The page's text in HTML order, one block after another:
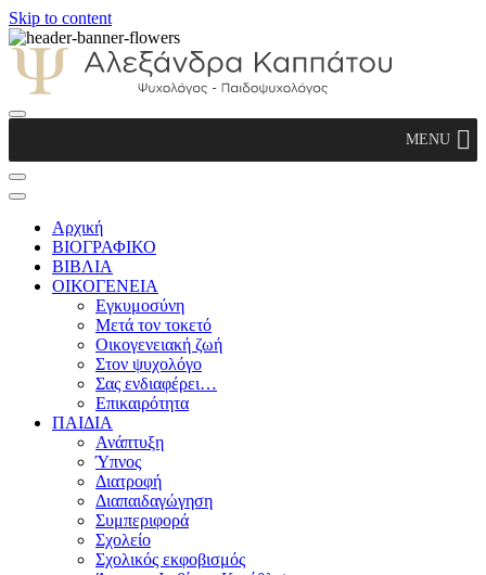
Skip to content
Παιδοψυχολόγος
MENU
Αρχική
ΒΙΟΓΡΑΦΙΚΟ
ΒΙΒΛΙΑ
ΟΙΚΟΓΕΝΕΙΑ
Εγκυμοσύνη
Μετά τον τοκετό
Οικογενειακή ζωή
Στον ψυχολόγο
Σας ενδιαφέρει…
Επικαιρότητα
ΠΑΙΔΙΑ
Ανάπτυξη
Ύπνος
Διατροφή
Διαπαιδαγώγηση
Συμπεριφορά
Σχολείο
Σχολικός εκφοβισμός